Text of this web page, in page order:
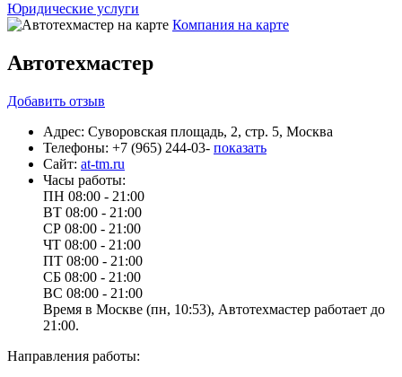
Юридические услуги
Компания на карте
Автотехмастер
Добавить отзыв
Адрес: Суворовская площадь, 2, стр. 5, Москва
Телефоны: +7 (965) 244-03- показать
Сайт: at-tm.ru
Часы работы:
ПН 08:00 - 21:00
ВТ 08:00 - 21:00
СР 08:00 - 21:00
ЧТ 08:00 - 21:00
ПТ 08:00 - 21:00
СБ 08:00 - 21:00
ВС 08:00 - 21:00
Время в Москве (пн, 10:53), Автотехмастер работает до
21:00.
Направления работы: